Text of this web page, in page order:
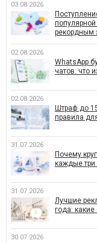
03.08.2026
рекордным
02.08.2026
WhatsApp
чатов: что
02.08.2026
Штраф до
правила
31.07.2026
Почему
каждые три
31.07.2026
Лучшие
года:
30.07.2026